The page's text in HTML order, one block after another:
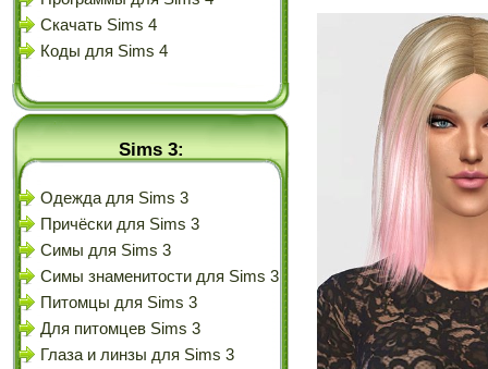
Скачать Sims 4
Коды для Sims 4
Sims 3:
Одежда для Sims 3
Причёски для Sims 3
Симы для Sims 3
Симы знаменитости для Sims 3
Питомцы для Sims 3
Для питомцев Sims 3
Глаза и линзы для Sims 3